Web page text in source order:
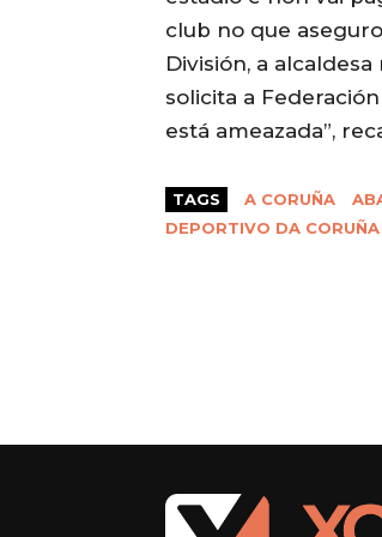
club no que
División, a
solicita a
está ameazada”,
TAGS A CORUÑA
DEPORTIVO DA CORUÑA